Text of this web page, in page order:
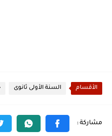
الأقسام السنة الأولى ثانوى